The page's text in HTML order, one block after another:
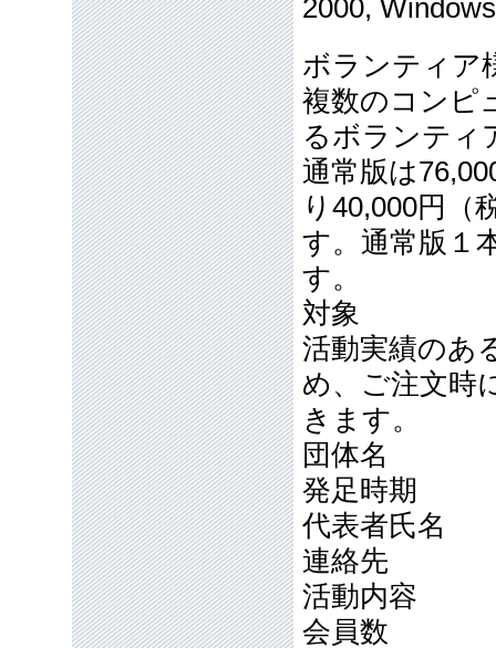
2000,
ボランティア
複数のコンピ
るボランティ
通常版は
り40,000円（
す。通常版１
す。
対象
活動実績のあ
め、ご注文時
きます。
団体名
発足時期
代表者氏名
連絡先
活動内容
会員数